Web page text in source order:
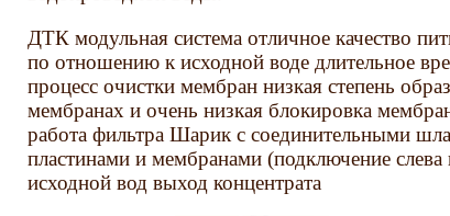
ДТК модульная система отличное качество
по отношению к исходной воде длительное
процесс очистки мембран низкая степень
мембранах и очень низкая блокировка
работа фильтра Шарик с соединительными
пластинами и мембранами (подключение
исходной вод выход концентрата